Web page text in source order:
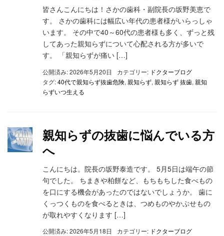
皆さんこんにちは！さかの歯科・副院長の坂野美恵で
す。 さかの歯科には幅広い年代の患者様がいらっしゃ
います。 その中で40～60代の患者様も多く、ずっと残
してあった親知らずについて心配される方が多いで
す。 「親知らずが痛い […]
公開済み: 2026年5月20日 カテゴリー: ドクターブログ
タグ:40代で親知らず抜歯危険, 親知らず, 親知らず 抜歯, 親知
らずいつ生える
親知らずの抜⻭に悩んでいる⽅
へ
こんにちは。院長の坂野泰造です。 5月5日は端午の節
句でした。 ちまきや柏餅など、もちもちした食べもの
を口にする機会があったのではないでしょうか。 歯に
くっつくものを食べるときは、つめものやかぶせもの
が取れやすくなります […]
公開済み: 2026年5月18日 カテゴリー: ドクターブログ